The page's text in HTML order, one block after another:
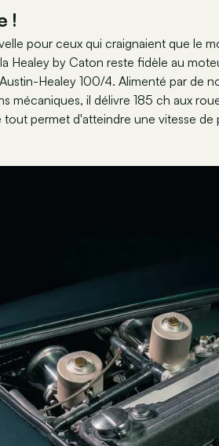
!
pour ceux qui craignaient que le
Healey by Caton reste fidèle au
Healey 100/4. Alimenté par de
mécaniques, il délivre 185 ch aux
tout permet d'atteindre une vitesse